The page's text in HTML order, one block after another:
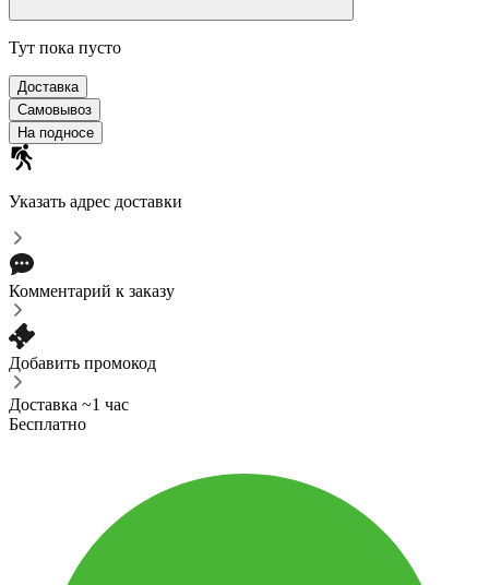
Тут пока пусто
Доставка
Самовывоз
На подносе
Указать адрес доставки
Комментарий к заказу
Добавить промокод
Доставка ~1 час
Бесплатно